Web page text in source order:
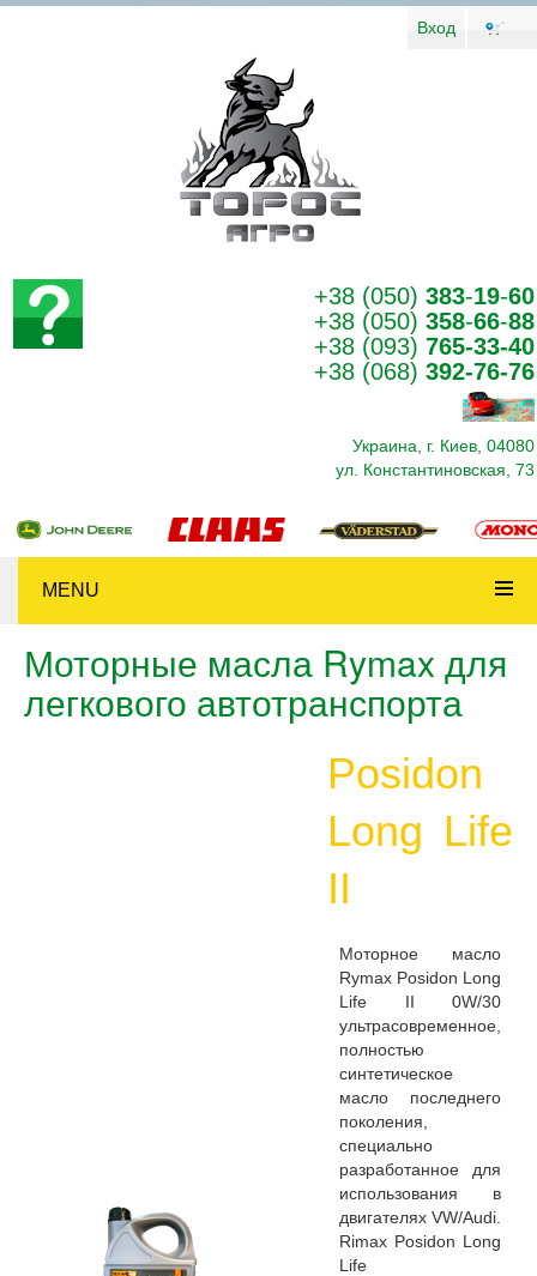
Вход
+38 (050) 383-19-60
+38 (050) 358-66-88
+38 (093) 765-33-40
+38 (068) 392-76-76
Украина, г. Киев, 04080
ул. Константиновская, 73
MENU
Моторные масла Rymax для
легкового автотранспорта
Posidon
Long Life
II
Моторное масло
Rymax Posidon Long
Life II 0W/30
ультрасовременное,
полностью
синтетическое
масло последнего
поколения,
специально
разработанное для
использования в
двигателях VW/Audi.
Rimax Posidon Long
Life